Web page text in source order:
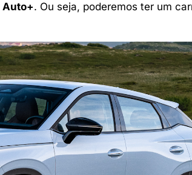
Auto+. Ou seja, poderemos ter um